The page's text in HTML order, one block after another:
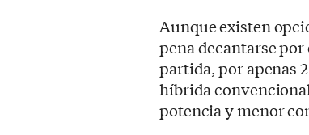
Aunque existen
pena decantarse
partida, por apenas
híbrida
potencia y menor